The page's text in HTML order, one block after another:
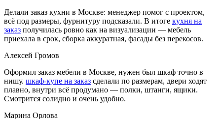
Делали заказ кухни в Москве: менеджер помог с проектом,
всё под размеры, фурнитуру подсказали. В итоге кухня на
заказ получилась ровно как на визуализации — мебель
приехала в срок, сборка аккуратная, фасады без перекосов.
Алексей Громов
Оформил заказ мебели в Москве, нужен был шкаф точно в
нишу. шкаф-купе на заказ сделали по размерам, двери ходят
плавно, внутри всё продумано — полки, штанги, ящики.
Смотрится солидно и очень удобно.
Марина Орлова